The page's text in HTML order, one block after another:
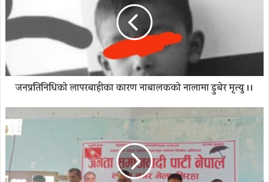
जनप्रतिनिधिकाे लापरबाहीका कारण नाबालककाे नालामा डुबेर मृत्यु ।।